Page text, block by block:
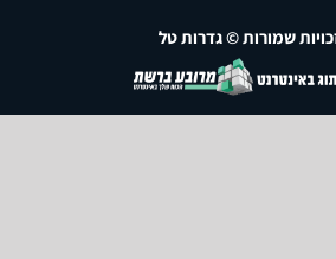
שמורות © גדרות טל